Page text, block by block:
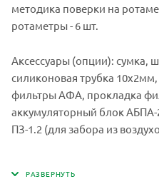
методика поверки на
ротаметры - 6 шт.
Аксессуары (опции): сумка,
силиконовая трубка
фильтры АФА, прокладка
аккумуляторный блок
ПЗ-1.2 (для забора из